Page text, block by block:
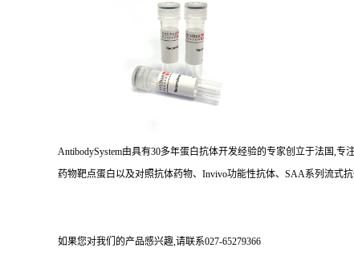
AntibodySystem由具有30多年蛋白抗体开发经验的专家创立于法国,
药物靶点蛋白以及对照抗体药物、Invivo功能性抗体、SAA系列流式
如果您对我们的产品感兴趣,请联系027-65279366